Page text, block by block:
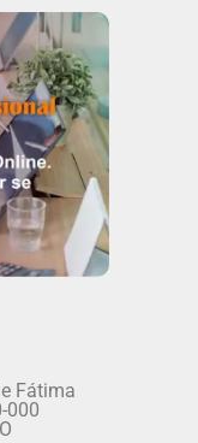
Fátima
000